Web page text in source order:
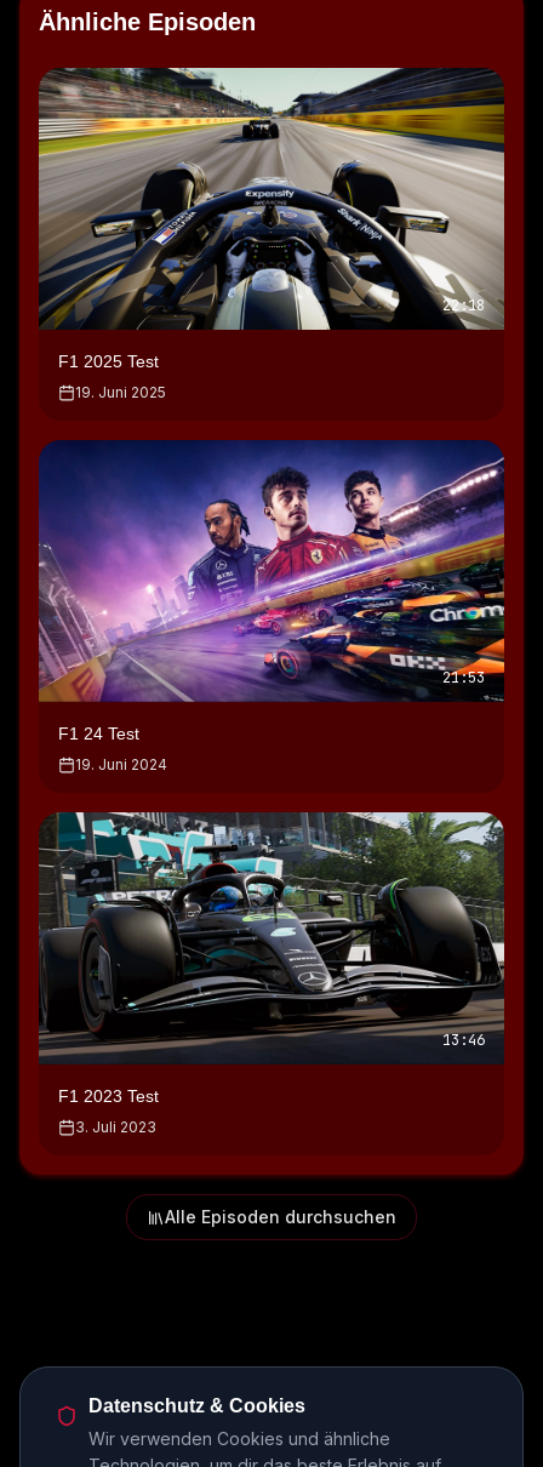
Ähnliche Episoden
22:18
F1 2025 Test
19. Juni 2025
21:53
F1 24 Test
19. Juni 2024
13:46
F1 2023 Test
3. Juli 2023
Alle Episoden durchsuchen
Datenschutz & Cookies
Wir verwenden Cookies und ähnliche